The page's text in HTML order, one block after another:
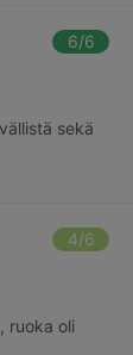
6/6
sekä
4/6
ruoka oli